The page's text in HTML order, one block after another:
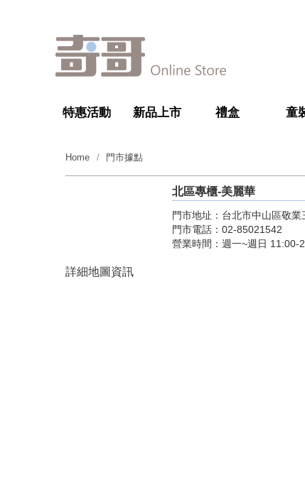
特惠活動 新品上市 禮盒 童
Home 門市據點
北區專櫃-美麗華
門市地址：台北市中山區敬
門市電話：02-85021542
營業時間：週一~週日 11:00-
詳細地圖資訊